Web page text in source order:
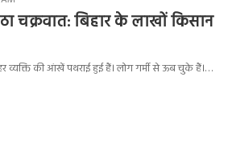
चक्रवात: बिहार के लाखों किसान
व्यक्ति की आंखें पथराई हुई हैं। लोग गर्मी से ऊब चुके हैं।…